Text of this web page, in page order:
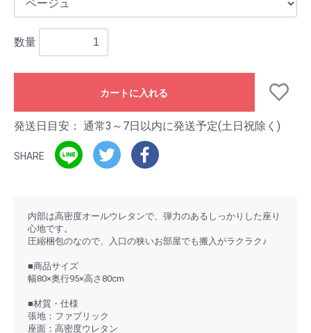
数量
カートに入れる
発送日目安： 通常3～7日以内に発送予定(土日祝除く)
SHARE
内部は高密度オールウレタンで、弾力のあるしっかりした座り
心地です。
圧縮梱包のなので、入口の狭いお部屋でも搬入がラクラク♪
■商品サイズ
幅80×奥行95×高さ80cm
■材質・仕様
張地：ファブリック
座面：高密度ウレタン